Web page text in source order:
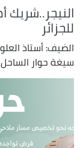
للجزائر
الضيف: أستاذ
سيغة حوار